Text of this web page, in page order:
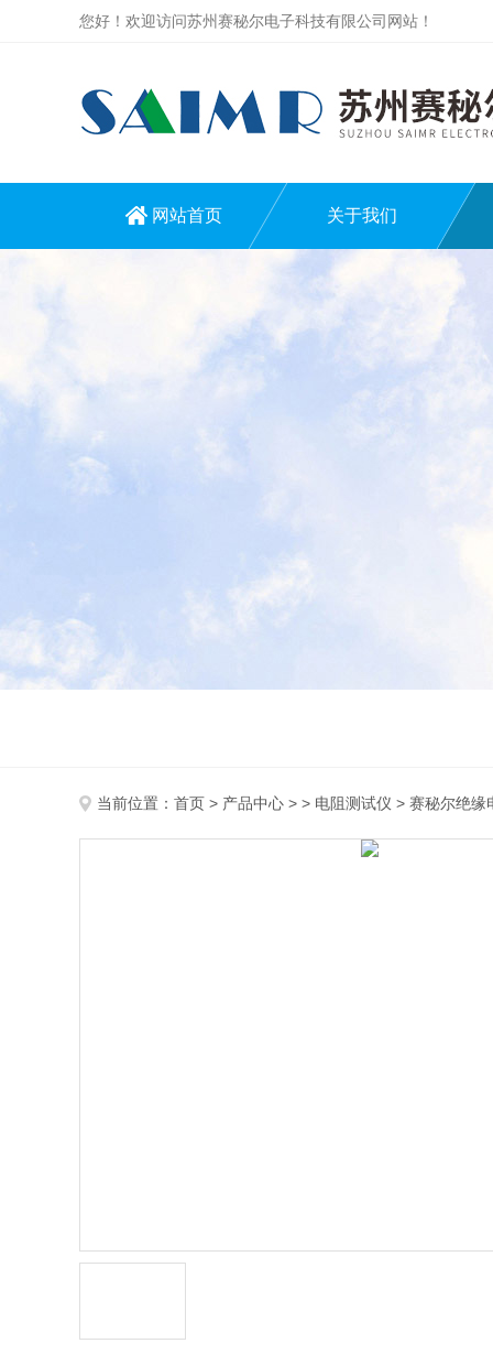
您好！欢迎访问苏州赛秘尔电子科技有限公司网站！
网站首页 关于我们
当前位置： 首页 > 产品中心 > > 电阻测试仪 > 赛秘尔绝缘